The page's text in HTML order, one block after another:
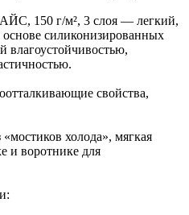
150 г/м², 3 слоя — легкий,
силиконизированных
влагоустойчивостью,
свойства,
холода», мягкая
и воротнике для